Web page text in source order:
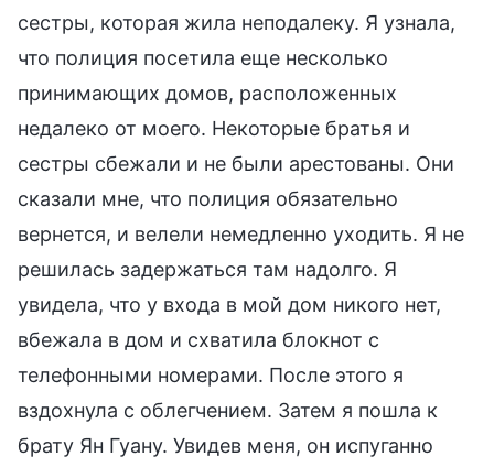
сестры, которая жила неподалеку. Я узнала,
что полиция посетила еще несколько
принимающих домов, расположенных
недалеко от моего. Некоторые братья и
сестры сбежали и не были арестованы. Они
сказали мне, что полиция обязательно
вернется, и велели немедленно уходить. Я не
решилась задержаться там надолго. Я
увидела, что у входа в мой дом никого нет,
вбежала в дом и схватила блокнот с
телефонными номерами. После этого я
вздохнула с облегчением. Затем я пошла к
брату Ян Гуану. Увидев меня, он испуганно